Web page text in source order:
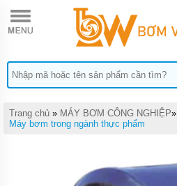
TRANG
CHỦ
BƠM
CÔNG
NGHIỆP
MÁY
BƠM
HÚT
Trang chủ » MÁY BƠM CÔNG NGHIỆP»
Máy bơm trong ngành thực phẩm